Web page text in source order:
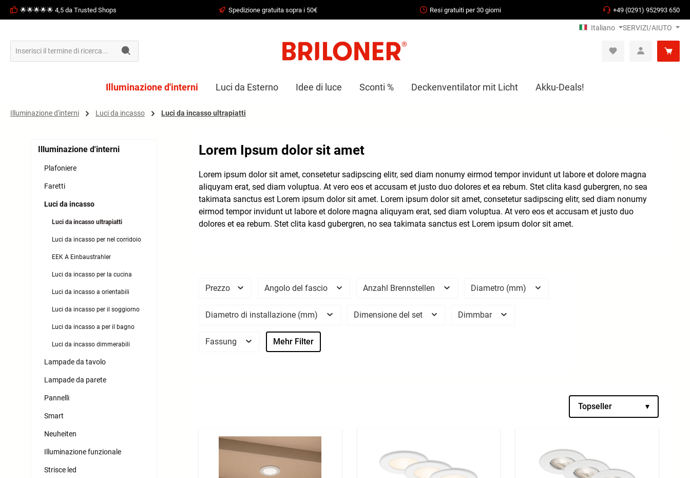
Passa alla navigazione principale
🌟🌟🌟🌟🌟 4,5 da Trusted Shops Spedizione gratuita sopra i 50€ Resi gratuiti per 30 giorni +49 (0291) 952993 650
Italiano SERVIZI/AIUTO
Illuminazione d'interni Luci da Esterno Idee di luce Sconti % Deckenventilator mit Licht Akku-Deals!
Illuminazione d'interni Luci da incasso Luci da incasso ultrapiatti
Illuminazione d'interni
Plafoniere
Faretti
Luci da incasso
Luci da incasso ultrapiatti
Luci da incasso per nel corridoio
EEK A Einbaustrahler
Luci da incasso per la cucina
Luci da incasso a orientabili
Luci da incasso per il soggiorno
Luci da incasso a per il bagno
Luci da incasso dimmerabili
Lampade da tavolo
Lampade da parete
Pannelli
Smart
Neuheiten
Illuminazione funzionale
Strisce led
Lorem Ipsum dolor sit amet
Lorem ipsum dolor sit amet, consetetur sadipscing elitr, sed diam nonumy eirmod tempor invidunt ut labore et dolore magna
aliquyam erat, sed diam voluptua. At vero eos et accusam et justo duo dolores et ea rebum. Stet clita kasd gubergren, no sea
takimata sanctus est Lorem ipsum dolor sit amet. Lorem ipsum dolor sit amet, consetetur sadipscing elitr, sed diam nonumy
eirmod tempor invidunt ut labore et dolore magna aliquyam erat, sed diam voluptua. At vero eos et accusam et justo duo
dolores et ea rebum. Stet clita kasd gubergren, no sea takimata sanctus est Lorem ipsum dolor sit amet.
Prezzo Angolo del fascio Anzahl Brennstellen Diametro (mm)
Diametro di installazione (mm) Dimensione del set Dimmbar
Fassung Mehr Filter
Topseller ▾